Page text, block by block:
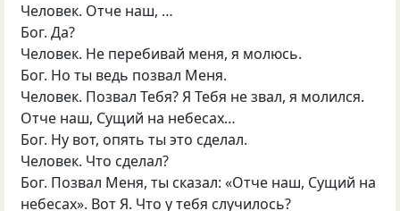
Человек. Отче наш, …
Бог. Да?
Человек. Не перебивай меня, я молюсь.
Бог. Но ты ведь позвал Меня.
Человек. Позвал Тебя? Я Тебя не звал, я молился.
Отче наш, Сущий на небесах…
Бог. Ну вот, опять ты это сделал.
Человек. Что сделал?
Бог. Позвал Меня, ты сказал: «Отче наш, Сущий на
небесах». Вот Я. Что у тебя случилось?